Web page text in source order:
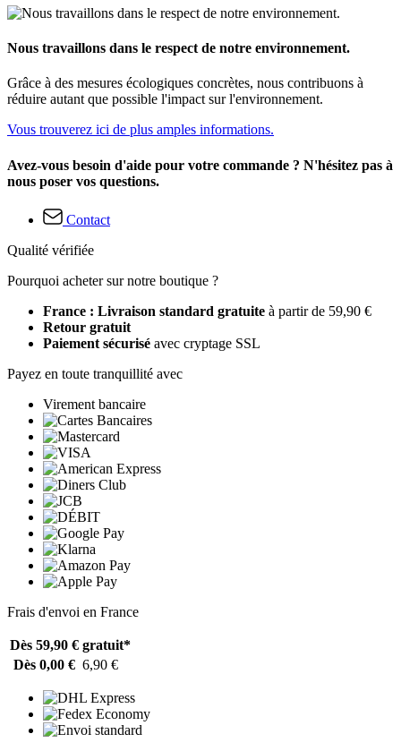
Nous travaillons dans le respect de notre environnement.
Grâce à des mesures écologiques concrètes, nous contribuons à
réduire autant que possible l'impact sur l'environnement.
Vous trouverez ici de plus amples informations.
Avez-vous besoin d'aide pour votre commande ? N'hésitez pas à
nous poser vos questions.
Contact
Qualité vérifiée
Pourquoi acheter sur notre boutique ?
France : Livraison standard gratuite à partir de 59,90 €
Retour gratuit
Paiement sécurisé avec cryptage SSL
Payez en toute tranquillité avec
Virement bancaire
Frais d'envoi en France
Dès 59,90 € gratuit*
Dès 0,00 € 6,90 €